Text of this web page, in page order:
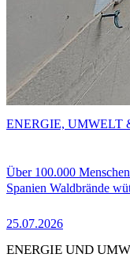
Über 100.000
Spanien Waldbrände
25.07.2026
ENERGIE, UMWELT
ENERGIE UND